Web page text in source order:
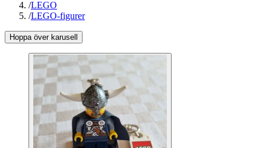
/LEGO
/LEGO-figurer
Hoppa över karusell